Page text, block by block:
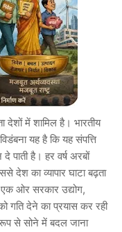
देशों में शामिल है। भारतीय
यह है कि यह संपत्ति
पाती है। हर वर्ष अरबों
देश का व्यापार घाटा बढ़ता
ओर सरकार उद्योग,
को गति देने का प्रयास कर रही
रूप से सोने में बदल जाना